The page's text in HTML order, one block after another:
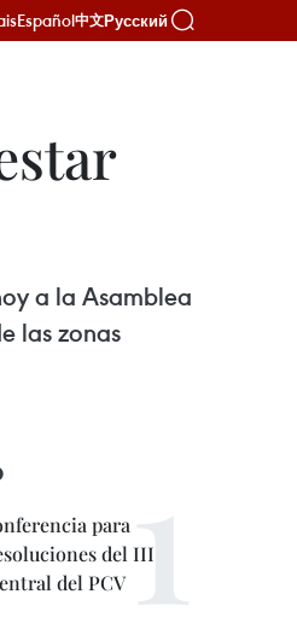
Español中文Русский
a la Asamblea
las zonas
para
del III
del PCV